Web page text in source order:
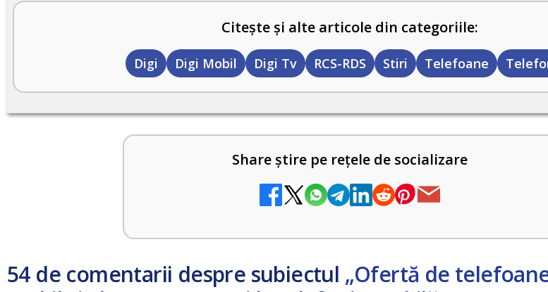
Citește și alte articole din categoriile:
Digi Digi Mobil Digi Tv RCS-RDS Stiri Telefoane
Share știre pe rețele de socializare
54 de comentarii despre subiectul „Ofertă de